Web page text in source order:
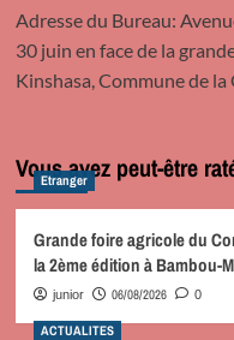
Adresse du Bureau:
30 juin en face de la
Kinshasa, Commune de la
Vous avez peut-être
Etranger
Grande foire agricole du
la 2ème édition à Bambou-
junior 06/08/2026 0
ACTUALITES